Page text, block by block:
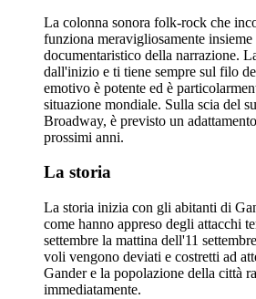
La colonna sonora folk-rock che
funziona meravigliosamente
documentaristico della narrazione.
dall'inizio e ti tiene sempre sul filo
emotivo è potente ed è
situazione mondiale. Sulla scia del
Broadway, è previsto un
prossimi anni.
La storia
La storia inizia con gli abitanti di
come hanno appreso degli attacchi
settembre la mattina dell'11
voli vengono deviati e costretti ad
Gander e la popolazione della città
immediatamente.